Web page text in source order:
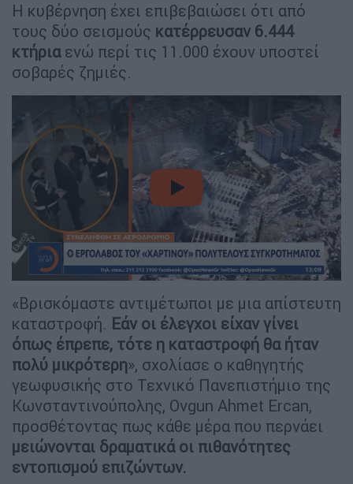
Η κυβέρνηση έχει επιβεβαιώσει ότι από
τους δύο σεισμούς κατέρρευσαν 6.444
κτήριαενώ περί τις 11.000 έχουν υποστεί
σοβαρές ζημιές.
video
«Βρισκόμαστε αντιμέτωποι με μια απίστευτη
καταστροφή. Εάν οι έλεγχοι είχαν γίνει
όπως έπρεπε, τότε η καταστροφή θα ήταν
πολύ μικρότερη», σχολίασε ο καθηγητής
γεωφυσικής στο Τεχνικό Πανεπιστήμιο της
Κωνσταντινούπολης, Ovgun Ahmet Ercan,
προσθέτοντας πως κάθε μέρα που περνάει
μειώνονται δραματικά οι πιθανότητες
εντοπισμού επιζώντων.